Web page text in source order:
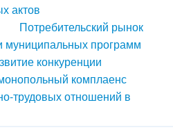
актов
Потребительский рынок
муниципальных программ
конкуренции
комплаенс
трудовых отношений в